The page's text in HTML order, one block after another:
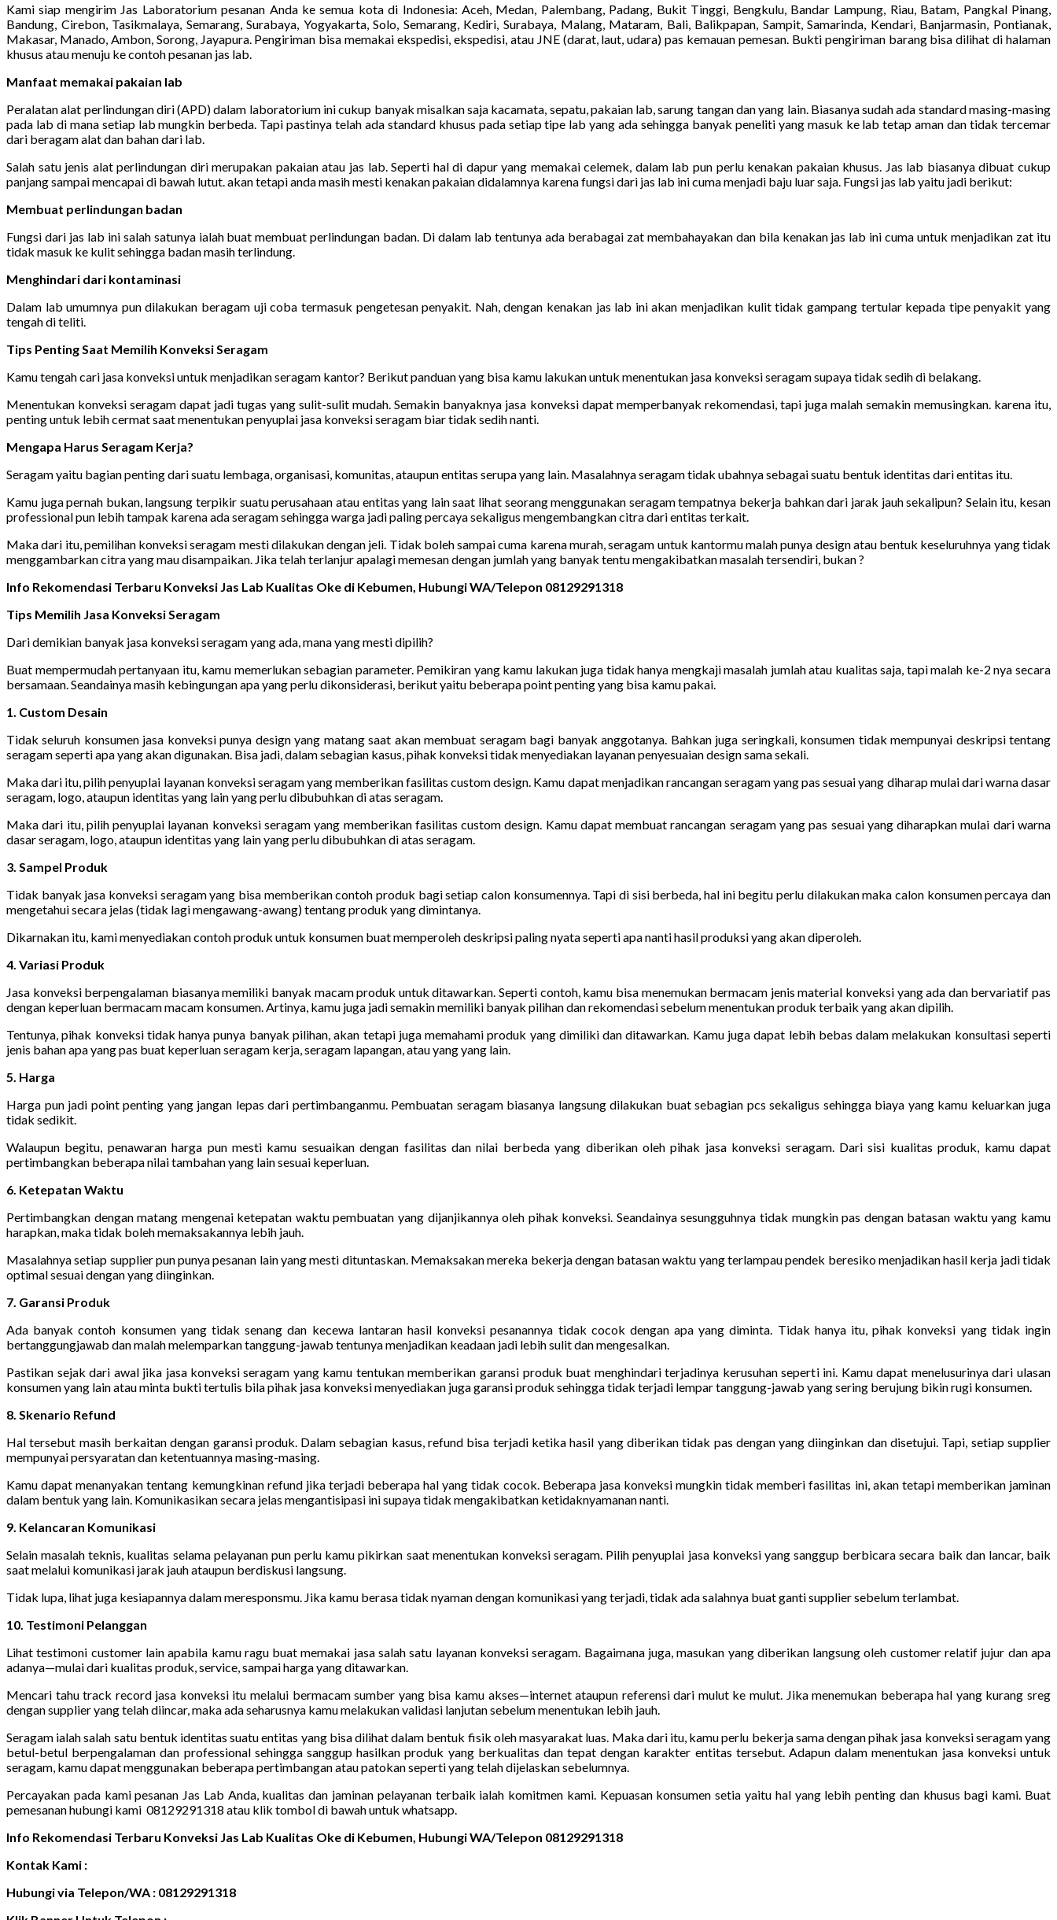
Kami siap mengirim Jas Laboratorium pesanan Anda ke semua kota di Indonesia: Aceh, Medan, Palembang, Padang, Bukit Tinggi, Bengkulu, Bandar Lampung, Riau, Batam, Pangkal Pinang,
Bandung, Cirebon, Tasikmalaya, Semarang, Surabaya, Yogyakarta, Solo, Semarang, Kediri, Surabaya, Malang, Mataram, Bali, Balikpapan, Sampit, Samarinda, Kendari, Banjarmasin, Pontianak,
Makasar, Manado, Ambon, Sorong, Jayapura. Pengiriman bisa memakai ekspedisi, ekspedisi, atau JNE (darat, laut, udara) pas kemauan pemesan. Bukti pengiriman barang bisa dilihat di halaman
khusus atau menuju ke contoh pesanan jas lab.
Manfaat memakai pakaian lab
Peralatan alat perlindungan diri (APD) dalam laboratorium ini cukup banyak misalkan saja kacamata, sepatu, pakaian lab, sarung tangan dan yang lain. Biasanya sudah ada standard masing-masing
pada lab di mana setiap lab mungkin berbeda. Tapi pastinya telah ada standard khusus pada setiap tipe lab yang ada sehingga banyak peneliti yang masuk ke lab tetap aman dan tidak tercemar
dari beragam alat dan bahan dari lab.
Salah satu jenis alat perlindungan diri merupakan pakaian atau jas lab. Seperti hal di dapur yang memakai celemek, dalam lab pun perlu kenakan pakaian khusus. Jas lab biasanya dibuat cukup
panjang sampai mencapai di bawah lutut. akan tetapi anda masih mesti kenakan pakaian didalamnya karena fungsi dari jas lab ini cuma menjadi baju luar saja. Fungsi jas lab yaitu jadi berikut:
Membuat perlindungan badan
Fungsi dari jas lab ini salah satunya ialah buat membuat perlindungan badan. Di dalam lab tentunya ada berabagai zat membahayakan dan bila kenakan jas lab ini cuma untuk menjadikan zat itu
tidak masuk ke kulit sehingga badan masih terlindung.
Menghindari dari kontaminasi
Dalam lab umumnya pun dilakukan beragam uji coba termasuk pengetesan penyakit. Nah, dengan kenakan jas lab ini akan menjadikan kulit tidak gampang tertular kepada tipe penyakit yang
tengah di teliti.
Tips Penting Saat Memilih Konveksi Seragam
Kamu tengah cari jasa konveksi untuk menjadikan seragam kantor? Berikut panduan yang bisa kamu lakukan untuk menentukan jasa konveksi seragam supaya tidak sedih di belakang.
Menentukan konveksi seragam dapat jadi tugas yang sulit-sulit mudah. Semakin banyaknya jasa konveksi dapat memperbanyak rekomendasi, tapi juga malah semakin memusingkan. karena itu,
penting untuk lebih cermat saat menentukan penyuplai jasa konveksi seragam biar tidak sedih nanti.
Mengapa Harus Seragam Kerja?
Seragam yaitu bagian penting dari suatu lembaga, organisasi, komunitas, ataupun entitas serupa yang lain. Masalahnya seragam tidak ubahnya sebagai suatu bentuk identitas dari entitas itu.
Kamu juga pernah bukan, langsung terpikir suatu perusahaan atau entitas yang lain saat lihat seorang menggunakan seragam tempatnya bekerja bahkan dari jarak jauh sekalipun? Selain itu, kesan
professional pun lebih tampak karena ada seragam sehingga warga jadi paling percaya sekaligus mengembangkan citra dari entitas terkait.
Maka dari itu, pemilihan konveksi seragam mesti dilakukan dengan jeli. Tidak boleh sampai cuma karena murah, seragam untuk kantormu malah punya design atau bentuk keseluruhnya yang tidak
menggambarkan citra yang mau disampaikan. Jika telah terlanjur apalagi memesan dengan jumlah yang banyak tentu mengakibatkan masalah tersendiri, bukan ?
Info Rekomendasi Terbaru Konveksi Jas Lab Kualitas Oke di Kebumen, Hubungi WA/Telepon 08129291318
Tips Memilih Jasa Konveksi Seragam
Dari demikian banyak jasa konveksi seragam yang ada, mana yang mesti dipilih?
Buat mempermudah pertanyaan itu, kamu memerlukan sebagian parameter. Pemikiran yang kamu lakukan juga tidak hanya mengkaji masalah jumlah atau kualitas saja, tapi malah ke-2 nya secara
bersamaan. Seandainya masih kebingungan apa yang perlu dikonsiderasi, berikut yaitu beberapa point penting yang bisa kamu pakai.
1. Custom Desain
Tidak seluruh konsumen jasa konveksi punya design yang matang saat akan membuat seragam bagi banyak anggotanya. Bahkan juga seringkali, konsumen tidak mempunyai deskripsi tentang
seragam seperti apa yang akan digunakan. Bisa jadi, dalam sebagian kasus, pihak konveksi tidak menyediakan layanan penyesuaian design sama sekali.
Maka dari itu, pilih penyuplai layanan konveksi seragam yang memberikan fasilitas custom design. Kamu dapat menjadikan rancangan seragam yang pas sesuai yang diharap mulai dari warna dasar
seragam, logo, ataupun identitas yang lain yang perlu dibubuhkan di atas seragam.
Maka dari itu, pilih penyuplai layanan konveksi seragam yang memberikan fasilitas custom design. Kamu dapat membuat rancangan seragam yang pas sesuai yang diharapkan mulai dari warna
dasar seragam, logo, ataupun identitas yang lain yang perlu dibubuhkan di atas seragam.
3. Sampel Produk
Tidak banyak jasa konveksi seragam yang bisa memberikan contoh produk bagi setiap calon konsumennya. Tapi di sisi berbeda, hal ini begitu perlu dilakukan maka calon konsumen percaya dan
mengetahui secara jelas (tidak lagi mengawang-awang) tentang produk yang dimintanya.
Dikarnakan itu, kami menyediakan contoh produk untuk konsumen buat memperoleh deskripsi paling nyata seperti apa nanti hasil produksi yang akan diperoleh.
4. Variasi Produk
Jasa konveksi berpengalaman biasanya memiliki banyak macam produk untuk ditawarkan. Seperti contoh, kamu bisa menemukan bermacam jenis material konveksi yang ada dan bervariatif pas
dengan keperluan bermacam macam konsumen. Artinya, kamu juga jadi semakin memiliki banyak pilihan dan rekomendasi sebelum menentukan produk terbaik yang akan dipilih.
Tentunya, pihak konveksi tidak hanya punya banyak pilihan, akan tetapi juga memahami produk yang dimiliki dan ditawarkan. Kamu juga dapat lebih bebas dalam melakukan konsultasi seperti
jenis bahan apa yang pas buat keperluan seragam kerja, seragam lapangan, atau yang yang lain.
5. Harga
Harga pun jadi point penting yang jangan lepas dari pertimbanganmu. Pembuatan seragam biasanya langsung dilakukan buat sebagian pcs sekaligus sehingga biaya yang kamu keluarkan juga
tidak sedikit.
Walaupun begitu, penawaran harga pun mesti kamu sesuaikan dengan fasilitas dan nilai berbeda yang diberikan oleh pihak jasa konveksi seragam. Dari sisi kualitas produk, kamu dapat
pertimbangkan beberapa nilai tambahan yang lain sesuai keperluan.
6. Ketepatan Waktu
Pertimbangkan dengan matang mengenai ketepatan waktu pembuatan yang dijanjikannya oleh pihak konveksi. Seandainya sesungguhnya tidak mungkin pas dengan batasan waktu yang kamu
harapkan, maka tidak boleh memaksakannya lebih jauh.
Masalahnya setiap supplier pun punya pesanan lain yang mesti dituntaskan. Memaksakan mereka bekerja dengan batasan waktu yang terlampau pendek beresiko menjadikan hasil kerja jadi tidak
optimal sesuai dengan yang diinginkan.
7. Garansi Produk
Ada banyak contoh konsumen yang tidak senang dan kecewa lantaran hasil konveksi pesanannya tidak cocok dengan apa yang diminta. Tidak hanya itu, pihak konveksi yang tidak ingin
bertanggungjawab dan malah melemparkan tanggung-jawab tentunya menjadikan keadaan jadi lebih sulit dan mengesalkan.
Pastikan sejak dari awal jika jasa konveksi seragam yang kamu tentukan memberikan garansi produk buat menghindari terjadinya kerusuhan seperti ini. Kamu dapat menelusurinya dari ulasan
konsumen yang lain atau minta bukti tertulis bila pihak jasa konveksi menyediakan juga garansi produk sehingga tidak terjadi lempar tanggung-jawab yang sering berujung bikin rugi konsumen.
8. Skenario Refund
Hal tersebut masih berkaitan dengan garansi produk. Dalam sebagian kasus, refund bisa terjadi ketika hasil yang diberikan tidak pas dengan yang diinginkan dan disetujui. Tapi, setiap supplier
mempunyai persyaratan dan ketentuannya masing-masing.
Kamu dapat menanyakan tentang kemungkinan refund jika terjadi beberapa hal yang tidak cocok. Beberapa jasa konveksi mungkin tidak memberi fasilitas ini, akan tetapi memberikan jaminan
dalam bentuk yang lain. Komunikasikan secara jelas mengantisipasi ini supaya tidak mengakibatkan ketidaknyamanan nanti.
9. Kelancaran Komunikasi
Selain masalah teknis, kualitas selama pelayanan pun perlu kamu pikirkan saat menentukan konveksi seragam. Pilih penyuplai jasa konveksi yang sanggup berbicara secara baik dan lancar, baik
saat melalui komunikasi jarak jauh ataupun berdiskusi langsung.
Tidak lupa, lihat juga kesiapannya dalam meresponsmu. Jika kamu berasa tidak nyaman dengan komunikasi yang terjadi, tidak ada salahnya buat ganti supplier sebelum terlambat.
10. Testimoni Pelanggan
Lihat testimoni customer lain apabila kamu ragu buat memakai jasa salah satu layanan konveksi seragam. Bagaimana juga, masukan yang diberikan langsung oleh customer relatif jujur dan apa
adanya—mulai dari kualitas produk, service, sampai harga yang ditawarkan.
Mencari tahu track record jasa konveksi itu melalui bermacam sumber yang bisa kamu akses—internet ataupun referensi dari mulut ke mulut. Jika menemukan beberapa hal yang kurang sreg
dengan supplier yang telah diincar, maka ada seharusnya kamu melakukan validasi lanjutan sebelum menentukan lebih jauh.
Seragam ialah salah satu bentuk identitas suatu entitas yang bisa dilihat dalam bentuk fisik oleh masyarakat luas. Maka dari itu, kamu perlu bekerja sama dengan pihak jasa konveksi seragam yang
betul-betul berpengalaman dan professional sehingga sanggup hasilkan produk yang berkualitas dan tepat dengan karakter entitas tersebut. Adapun dalam menentukan jasa konveksi untuk
seragam, kamu dapat menggunakan beberapa pertimbangan atau patokan seperti yang telah dijelaskan sebelumnya.
Percayakan pada kami pesanan Jas Lab Anda, kualitas dan jaminan pelayanan terbaik ialah komitmen kami. Kepuasan konsumen setia yaitu hal yang lebih penting dan khusus bagi kami. Buat
pemesanan hubungi kami 08129291318 atau klik tombol di bawah untuk whatsapp.
Info Rekomendasi Terbaru Konveksi Jas Lab Kualitas Oke di Kebumen, Hubungi WA/Telepon 08129291318
Kontak Kami :
Hubungi via Telepon/WA : 08129291318